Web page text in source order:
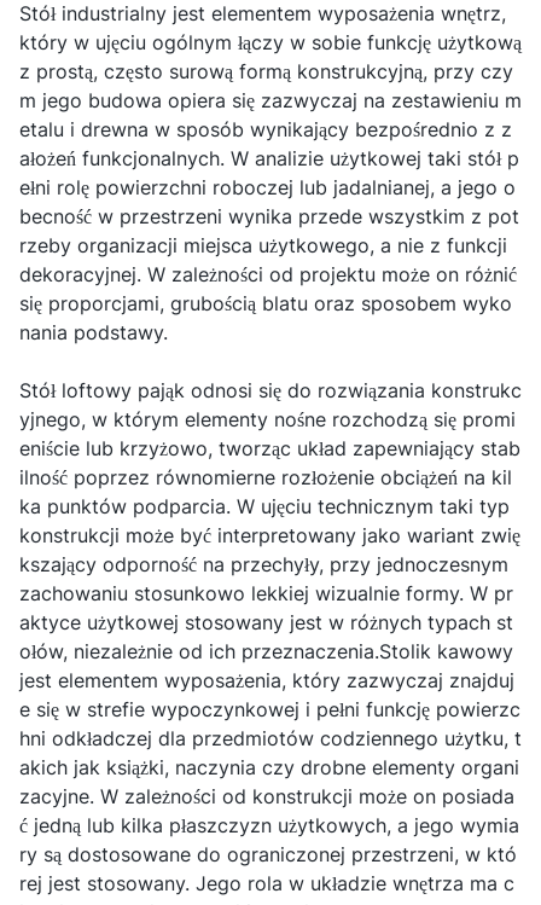
Stół industrialny jest elementem wyposażenia wnętrz,
który w ujęciu ogólnym łączy w sobie funkcję użytkową
z prostą, często surową formą konstrukcyjną, przy czy
m jego budowa opiera się zazwyczaj na zestawieniu m
etalu i drewna w sposób wynikający bezpośrednio z z
ałożeń funkcjonalnych. W analizie użytkowej taki stół p
ełni rolę powierzchni roboczej lub jadalnianej, a jego o
becność w przestrzeni wynika przede wszystkim z pot
rzeby organizacji miejsca użytkowego, a nie z funkcji
dekoracyjnej. W zależności od projektu może on różnić
się proporcjami, grubością blatu oraz sposobem wyko
nania podstawy.
Stół loftowy pająk odnosi się do rozwiązania konstrukc
yjnego, w którym elementy nośne rozchodzą się promi
eniście lub krzyżowo, tworząc układ zapewniający stab
ilność poprzez równomierne rozłożenie obciążeń na kil
ka punktów podparcia. W ujęciu technicznym taki typ
konstrukcji może być interpretowany jako wariant zwię
kszający odporność na przechyły, przy jednoczesnym
zachowaniu stosunkowo lekkiej wizualnie formy. W pr
aktyce użytkowej stosowany jest w różnych typach st
ołów, niezależnie od ich przeznaczenia.Stolik kawowy
jest elementem wyposażenia, który zazwyczaj znajduj
e się w strefie wypoczynkowej i pełni funkcję powierzc
hni odkładczej dla przedmiotów codziennego użytku, t
akich jak książki, naczynia czy drobne elementy organi
zacyjne. W zależności od konstrukcji może on posiada
ć jedną lub kilka płaszczyzn użytkowych, a jego wymia
ry są dostosowane do ograniczonej przestrzeni, w któ
rej jest stosowany. Jego rola w układzie wnętrza ma c